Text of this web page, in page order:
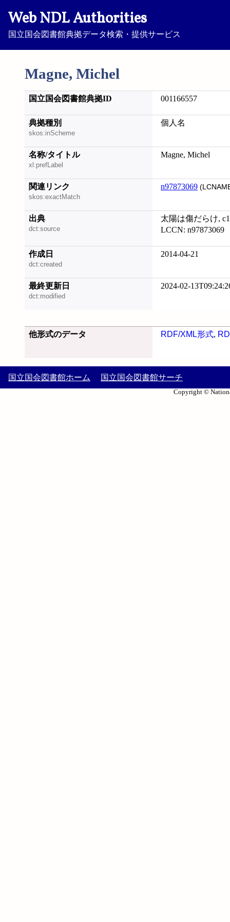
Web NDL Authorities
国立国会図書館典拠データ検索・提供サービス
Magne, Michel
国立国会図書館典拠ID 001166557
典拠種別
skos:inScheme
個人名
名称/タイトル
xl:prefLabel
Magne, Michel
関連リンク
skos:exactMatch
n97873069
出典
dct:source
太陽は傷だらけ,
LCCN: n97873069
作成日
dct:created
2014-04-21
最終更新日
dct:modified
2024-02-
他形式のデータ RDF/XML形式,
国立国会図書館ホーム 国立国会図書館サーチ
Copyright ©